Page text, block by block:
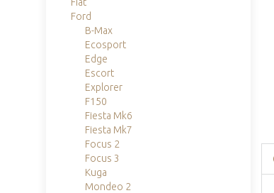
Ford
B-Max
Ecosport
Edge
Escort
Explorer
F150
Fiesta Mk6
Fiesta Mk7
Focus 2
Focus 3
Kuga
Mondeo 2